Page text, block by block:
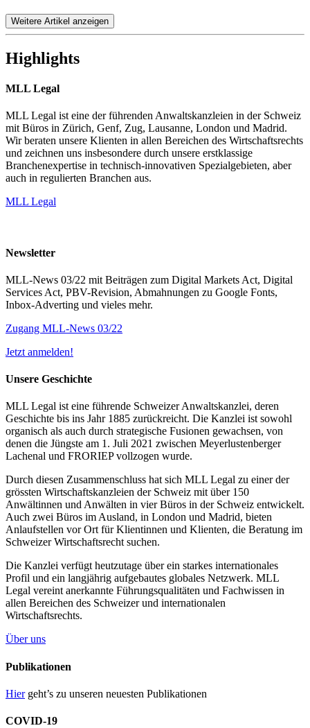
Weitere Artikel anzeigen
Highlights
MLL Legal
MLL Legal ist eine der führenden Anwaltskanzleien in der Schweiz
mit Büros in Zürich, Genf, Zug, Lausanne, London und Madrid.
Wir beraten unsere Klienten in allen Bereichen des Wirtschaftsrechts
und zeichnen uns insbesondere durch unsere erstklassige
Branchenexpertise in technisch-innovativen Spezialgebieten, aber
auch in regulierten Branchen aus.
MLL Legal
Newsletter
MLL-News 03/22 mit Beiträgen zum Digital Markets Act, Digital
Services Act, PBV-Revision, Abmahnungen zu Google Fonts,
Inbox-Adverting und vieles mehr.
Zugang MLL-News 03/22
Jetzt anmelden!
Unsere Geschichte
MLL Legal ist eine führende Schweizer Anwaltskanzlei, deren
Geschichte bis ins Jahr 1885 zurückreicht. Die Kanzlei ist sowohl
organisch als auch durch strategische Fusionen gewachsen, von
denen die Jüngste am 1. Juli 2021 zwischen Meyerlustenberger
Lachenal und FRORIEP vollzogen wurde.
Durch diesen Zusammenschluss hat sich MLL Legal zu einer der
grössten Wirtschaftskanzleien der Schweiz mit über 150
Anwältinnen und Anwälten in vier Büros in der Schweiz entwickelt.
Auch zwei Büros im Ausland, in London und Madrid, bieten
Anlaufstellen vor Ort für Klientinnen und Klienten, die Beratung im
Schweizer Wirtschaftsrecht suchen.
Die Kanzlei verfügt heutzutage über ein starkes internationales
Profil und ein langjährig aufgebautes globales Netzwerk. MLL
Legal vereint anerkannte Führungsqualitäten und Fachwissen in
allen Bereichen des Schweizer und internationalen
Wirtschaftsrechts.
Über uns
Publikationen
Hiergeht’s zu unseren neuesten Publikationen
COVID-19